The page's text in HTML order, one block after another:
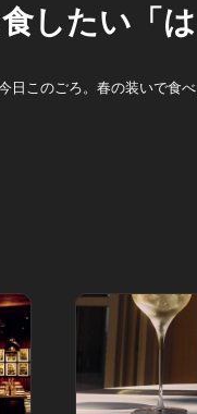
したい「
日このごろ。春の装いで食